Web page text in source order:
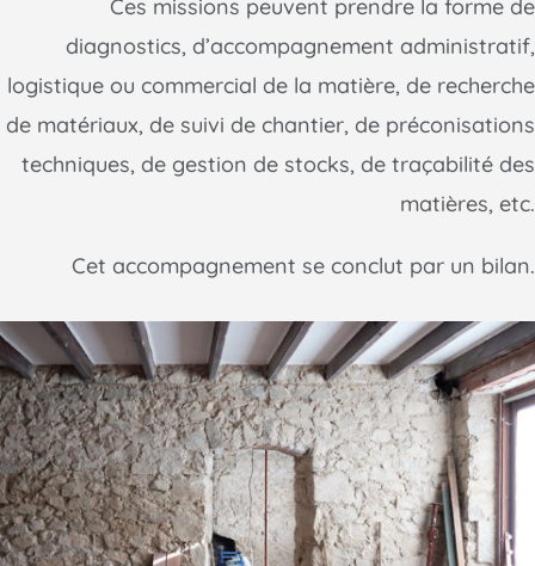
Ces missions peuvent prendre la forme de
diagnostics, d’accompagnement administratif,
logistique ou commercial de la matière, de recherche
de matériaux, de suivi de chantier, de préconisations
techniques, de gestion de stocks, de traçabilité des
matières, etc.
Cet accompagnement se conclut par un bilan.